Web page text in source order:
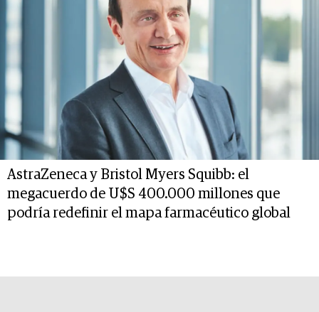
AstraZeneca y Bristol Myers Squibb: el
megacuerdo de U$S 400.000 millones que
podría redefinir el mapa farmacéutico global